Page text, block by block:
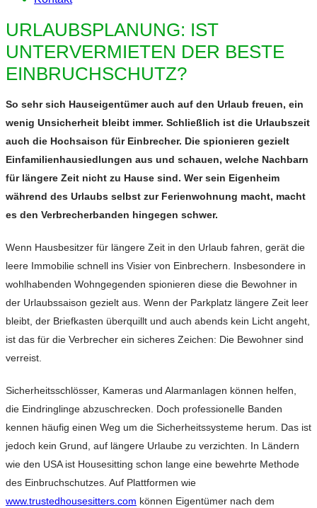
URLAUBSPLANUNG: IST
UNTERVERMIETEN DER BESTE
EINBRUCHSCHUTZ?
So sehr sich Hauseigentümer auch auf den Urlaub freuen, ein
wenig Unsicherheit bleibt immer. Schließlich ist die Urlaubszeit
auch die Hochsaison für Einbrecher. Die spionieren gezielt
Einfamilienhausiedlungen aus und schauen, welche Nachbarn
für längere Zeit nicht zu Hause sind. Wer sein Eigenheim
während des Urlaubs selbst zur Ferienwohnung macht, macht
es den Verbrecherbanden hingegen schwer.
Wenn Hausbesitzer für längere Zeit in den Urlaub fahren, gerät die
leere Immobilie schnell ins Visier von Einbrechern. Insbesondere in
wohlhabenden Wohngegenden spionieren diese die Bewohner in
der Urlaubssaison gezielt aus. Wenn der Parkplatz längere Zeit leer
bleibt, der Briefkasten überquillt und auch abends kein Licht angeht,
ist das für die Verbrecher ein sicheres Zeichen: Die Bewohner sind
verreist.
Sicherheitsschlösser, Kameras und Alarmanlagen können helfen,
die Eindringlinge abzuschrecken. Doch professionelle Banden
kennen häufig einen Weg um die Sicherheitssysteme herum. Das ist
jedoch kein Grund, auf längere Urlaube zu verzichten. In Ländern
wie den USA ist Housesitting schon lange eine bewehrte Methode
des Einbruchschutzes. Auf Plattformen wie
www.trustedhousesitters.com können Eigentümer nach dem